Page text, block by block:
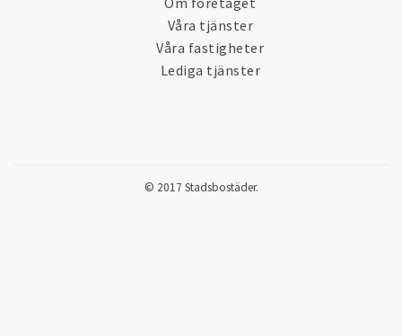
Våra tjänster
Våra fastigheter
Lediga tjänster
© 2017 Stadsbostäder.